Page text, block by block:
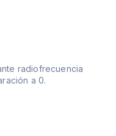
radiofrecuencia
a 0.